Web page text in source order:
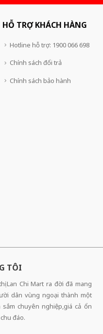
HỖ TRỢ KHÁCH HÀNG
Hotline hỗ trợ: 1900 066 698
Chính sách đổi trả
Chính sách bảo hành
TÔI
Lan Chi Mart ra đời đã mang
dân vùng ngoại thành một
sắm chuyên nghiệp,giá cả ổn
đáo.